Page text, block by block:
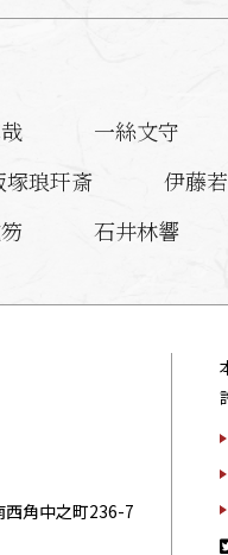
一絲文守
塚琅玕斎 伊藤
石井林響
宇和川通喩
西角中之町236-7